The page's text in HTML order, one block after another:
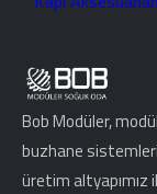
Bob Modüler,
buzhane
üretim altyapımız